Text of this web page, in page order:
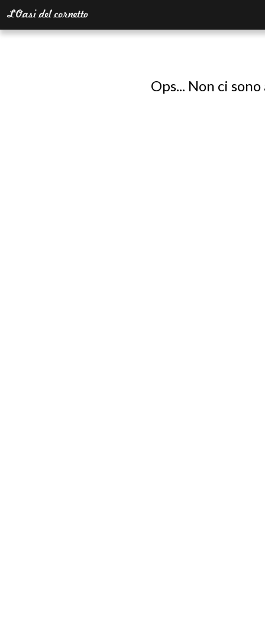
Ops... Non ci